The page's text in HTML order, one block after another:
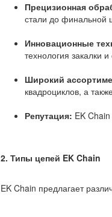
Прецизионная
стали до финальной
Инновационные
технология закалки
Широкий
квадроциклов, а
Репутация: EK
2. Типы цепей EK Chain
EK Chain предлагает